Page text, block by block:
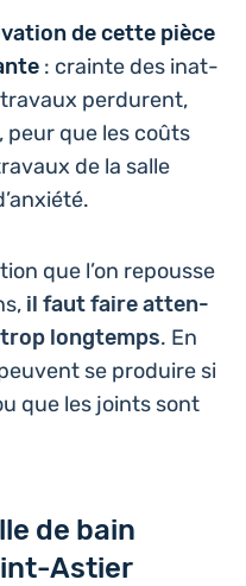
de cette pièce
: crainte des inat­
per­durent,
peur que les coûts
de la salle
que l’on repousse
il faut faire atten­
long­temps. En
se pro­duire si
que les joints sont
de bain
Astier